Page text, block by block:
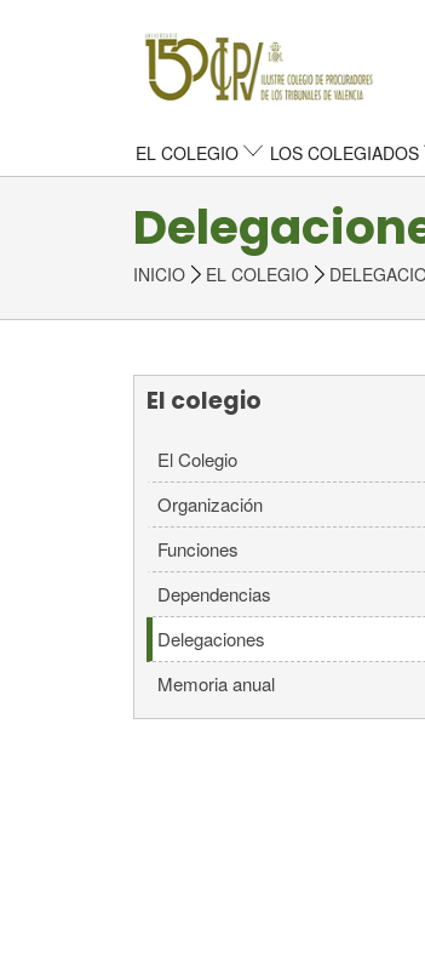
EL COLEGIO LOS COLEGIADOS
INICIO EL COLEGIO
El colegio
El Colegio
Organización
Funciones
Dependencias
Delegaciones
Memoria anual